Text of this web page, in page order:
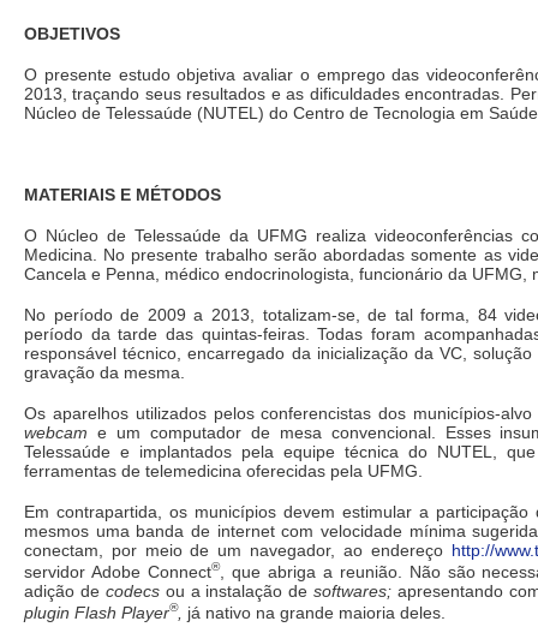
OBJETIVOS
O presente estudo objetiva avaliar o emprego das
2013, traçando seus resultados e as dificuldades encontradas.
Núcleo de Telessaúde (NUTEL) do Centro de Tecnologia em
MATERIAIS E MÉTODOS
O Núcleo de Telessaúde da UFMG realiza videoconferências
Medicina. No presente trabalho serão abordadas somente as
Cancela e Penna, médico endocrinologista, funcionário da UFMG,
No período de 2009 a 2013, totalizam-se, de tal forma, 84
período da tarde das quintas-feiras. Todas foram
responsável técnico, encarregado da inicialização da VC,
gravação da mesma.
Os aparelhos utilizados pelos conferencistas dos municípios-
webcam e um computador de mesa convencional. Esses
Telessaúde e implantados pela equipe técnica do NUTEL,
ferramentas de telemedicina oferecidas pela UFMG.
Em contrapartida, os municípios devem estimular a
mesmos uma banda de internet com velocidade mínima
conectam, por meio de um navegador, ao endereço http://
servidor Adobe Connect®, que abriga a reunião. Não são
adição de codecsou a instalação desoftwares; apresentando
plugin Flash Player®, já nativo na grande maioria deles.